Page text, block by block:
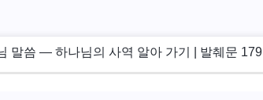
말씀 ― 하나님의 사역 알아 가기 | 발췌문 179